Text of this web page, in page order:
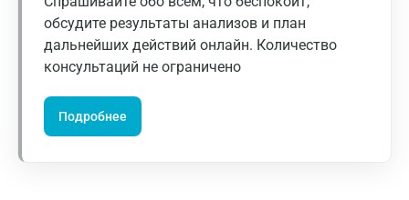
Возможно использование данного маркёра и
при диагностике рака прямой кишки при
отрицательном результате исследования РЭА.
иммунохроматографического метода
определения скрытой крови в кале
обсудите результаты анализов и план
дальнейших действий онлайн. Количество
консультаций не ограничено
Подробнее
Армавир
Астрахань
Балашиха
Барнаул